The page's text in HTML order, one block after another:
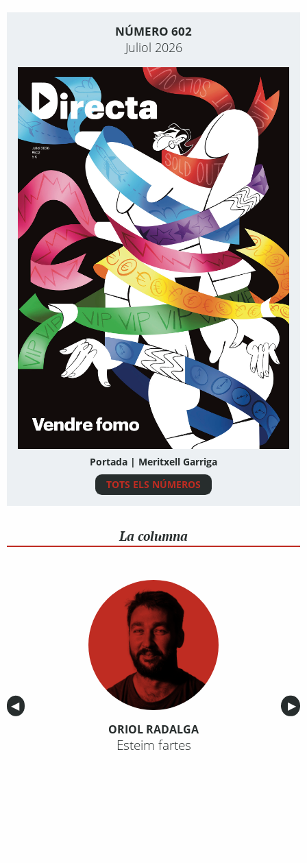
NÚMERO 602
Juliol 2026
Portada | Meritxell Garriga
TOTS ELS NÚMEROS
La columna
Anterior
◀︎ ▶︎
ORIOL RADALGA
Esteim fartes